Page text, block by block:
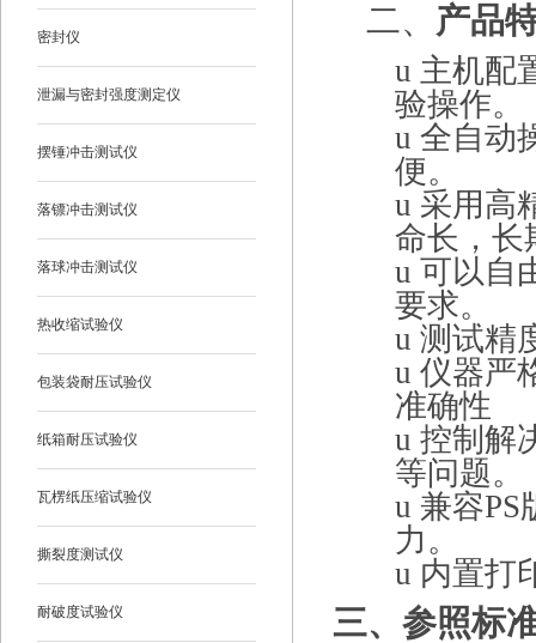
密封仪
泄漏与密封强度测定仪
摆锤冲击测试仪
落镖冲击测试仪
落球冲击测试仪
热收缩试验仪
包装袋耐压试验仪
纸箱耐压试验仪
瓦楞纸压缩试验仪
撕裂度测试仪
耐破度试验仪
二、 产品
u 主机配
验操作。
u 全自动
便。
u 采用高
命长，长
u 可以自
要求。
u 测试精
u 仪器严
准确性
u 控制解
等问题。
u 兼容PS
力。
u 内置打
三、 参照标